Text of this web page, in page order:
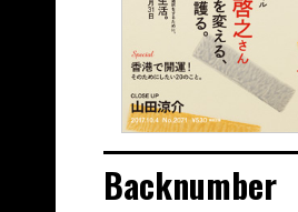
Backnumber